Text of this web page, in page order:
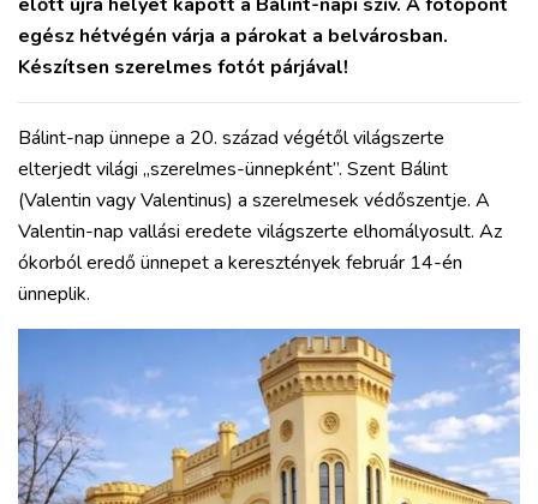
egész hétvégén várja a párokat a belvárosban.
Készítsen szerelmes fotót párjával!
Bálint-nap ünnepe a 20. század végétől világszerte
elterjedt világi „szerelmes-ünnepként”. Szent Bálint
(Valentin vagy Valentinus) a szerelmesek védőszentje. A
Valentin-nap vallási eredete világszerte elhomályosult. Az
ókorból eredő ünnepet a keresztények február 14-én
ünneplik.